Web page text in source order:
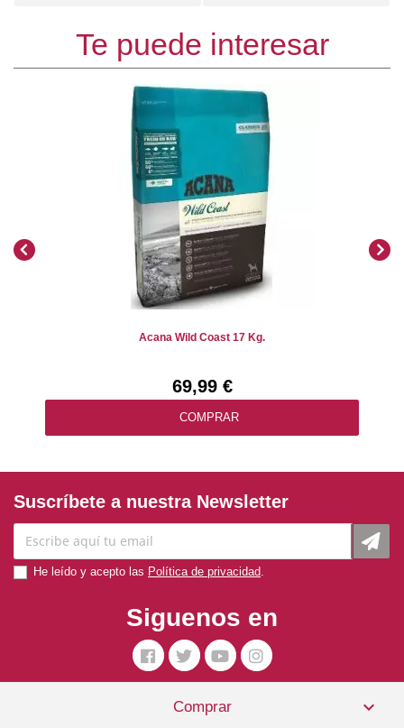
Te puede interesar
Acana Wild Coast 17 Kg.
69,99 €
COMPRAR
Pienso Seco Perro Adulto Pollo 2 Kg. Applaws (razas
Grandes)
Suscríbete a nuestra Newsletter
He leído y acepto las Política de privacidad
Siguenos en
Comprar 